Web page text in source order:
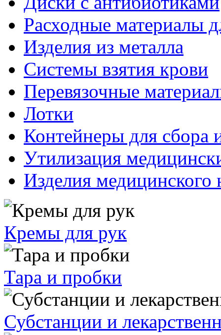
Расходные материалы
Изделия из металла
Системы взятия крови
Перевязочные
Лотки
Контейнеры для сбора
Утилизация
Изделия медицинского
Кремы для рук
Тара и пробки
Субстанции и